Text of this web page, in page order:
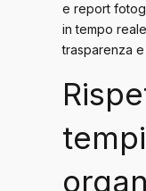
e report
in tempo
trasparenza